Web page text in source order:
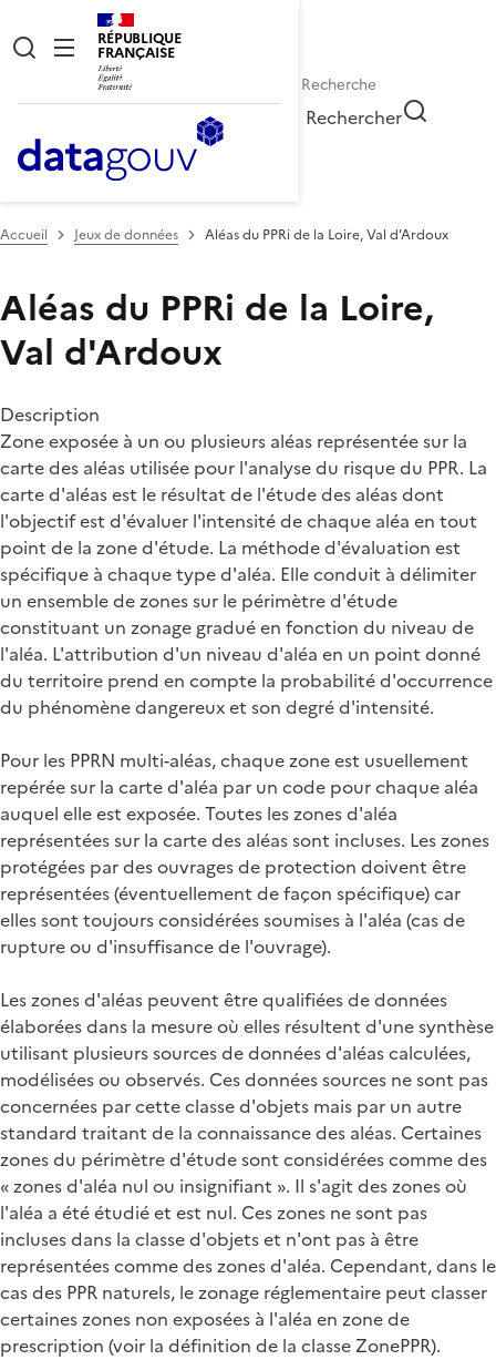
RÉPUBLIQUE
FRANÇAISE
Rechercher
Accueil Jeux de données Aléas du PPRi de la Loire, Val d'Ardoux
Aléas du PPRi de la Loire,
Val d'Ardoux
Description
Zone exposée à un ou plusieurs aléas représentée sur la
carte des aléas utilisée pour l'analyse du risque du PPR. La
carte d'aléas est le résultat de l'étude des aléas dont
l'objectif est d'évaluer l'intensité de chaque aléa en tout
point de la zone d'étude. La méthode d'évaluation est
spécifique à chaque type d'aléa. Elle conduit à délimiter
un ensemble de zones sur le périmètre d'étude
constituant un zonage gradué en fonction du niveau de
l'aléa. L'attribution d'un niveau d'aléa en un point donné
du territoire prend en compte la probabilité d'occurrence
du phénomène dangereux et son degré d'intensité.
Pour les PPRN multi-aléas, chaque zone est usuellement
repérée sur la carte d'aléa par un code pour chaque aléa
auquel elle est exposée. Toutes les zones d'aléa
représentées sur la carte des aléas sont incluses. Les zones
protégées par des ouvrages de protection doivent être
représentées (éventuellement de façon spécifique) car
elles sont toujours considérées soumises à l'aléa (cas de
rupture ou d'insuffisance de l'ouvrage).
Les zones d'aléas peuvent être qualifiées de données
élaborées dans la mesure où elles résultent d'une synthèse
utilisant plusieurs sources de données d'aléas calculées,
modélisées ou observés. Ces données sources ne sont pas
concernées par cette classe d'objets mais par un autre
standard traitant de la connaissance des aléas. Certaines
zones du périmètre d'étude sont considérées comme des
« zones d'aléa nul ou insignifiant ». Il s'agit des zones où
l'aléa a été étudié et est nul. Ces zones ne sont pas
incluses dans la classe d'objets et n'ont pas à être
représentées comme des zones d'aléa. Cependant, dans le
cas des PPR naturels, le zonage réglementaire peut classer
certaines zones non exposées à l'aléa en zone de
prescription (voir la définition de la classe ZonePPR).